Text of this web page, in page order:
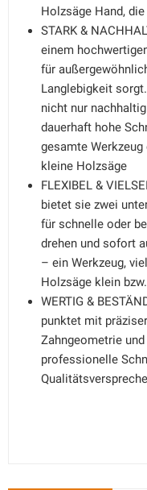
Holzsäge Hand,
STARK &
einem
für
Langlebigkeit
nicht nur
dauerhaft hohe
gesamte
kleine Holzsäge
FLEXIBEL &
bietet sie zwei
für schnelle oder
drehen und sofort
– ein Werkzeug,
Holzsäge klein
WERTIG &
punktet mit
Zahngeometrie
professionelle